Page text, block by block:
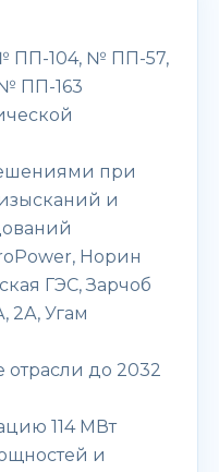
ПП-104, № ПП-57,
ПП-163
при
и
Норин
ГЭС, Зарчоб
2А, Угам
отрасли до 2032
114 МВт
и